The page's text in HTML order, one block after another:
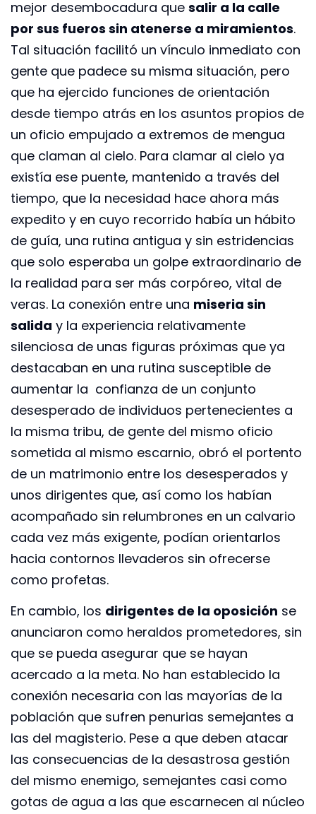
mejor desembocadura que salir a la calle
por sus fueros sin atenerse a miramientos.
Tal situación facilitó un vínculo inmediato con
gente que padece su misma situación, pero
que ha ejercido funciones de orientación
desde tiempo atrás en los asuntos propios de
un oficio empujado a extremos de mengua
que claman al cielo. Para clamar al cielo ya
existía ese puente, mantenido a través del
tiempo, que la necesidad hace ahora más
expedito y en cuyo recorrido había un hábito
de guía, una rutina antigua y sin estridencias
que solo esperaba un golpe extraordinario de
la realidad para ser más corpóreo, vital de
veras. La conexión entre una miseria sin
salida y la experiencia relativamente
silenciosa de unas figuras próximas que ya
destacaban en una rutina susceptible de
aumentar la confianza de un conjunto
desesperado de individuos pertenecientes a
la misma tribu, de gente del mismo oficio
sometida al mismo escarnio, obró el portento
de un matrimonio entre los desesperados y
unos dirigentes que, así como los habían
acompañado sin relumbrones en un calvario
cada vez más exigente, podían orientarlos
hacia contornos llevaderos sin ofrecerse
como profetas.
En cambio, los dirigentes de la oposición se
anunciaron como heraldos prometedores, sin
que se pueda asegurar que se hayan
acercado a la meta. No han establecido la
conexión necesaria con las mayorías de la
población que sufren penurias semejantes a
las del magisterio. Pese a que deben atacar
las consecuencias de la desastrosa gestión
del mismo enemigo, semejantes casi como
gotas de agua a las que escarnecen al núcleo